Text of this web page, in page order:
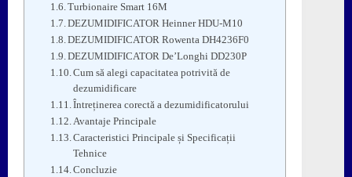
Turbionaire Smart 16M
DEZUMIDIFICATOR Heinner HDU-M10
DEZUMIDIFICATOR Rowenta DH4236F0
DEZUMIDIFICATOR De’Longhi DD230P
Cum să alegi capacitatea potrivită de
dezumidificare
Întreținerea corectă a dezumidificatorului
Avantaje Principale
Caracteristici Principale și Specificații
Tehnice
Concluzie